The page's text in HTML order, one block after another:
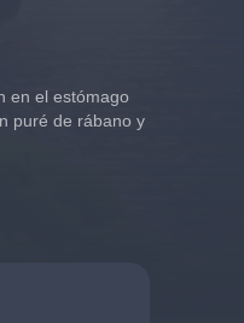
en el estómago
puré de rábano y